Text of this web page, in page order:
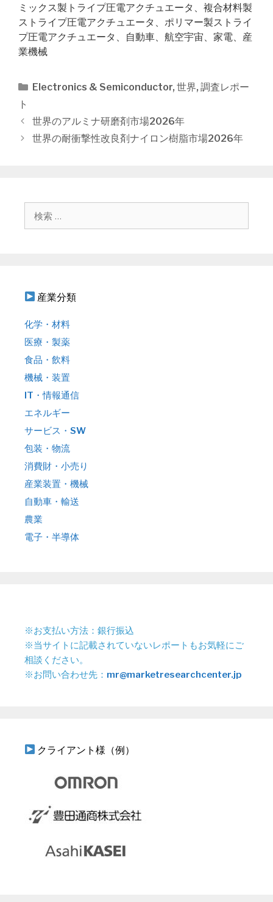
ミックス製トライプ圧電アクチュエータ、複合材料製
ストライプ圧電アクチュエータ、ポリマー製ストライ
プ圧電アクチュエータ、自動車、航空宇宙、家電、産
業機械
カ
ゴ
ー
Electronics & Semiconductor, 世界, 調査レポー
ト
投
稿
世界のアルミナ研磨剤市場2026年
世界の耐衝撃性改良剤ナイロン樹脂市場2026年
産業分類
化学・材料
医療・製薬
食品・飲料
機械・装置
IT・情報通信
エネルギー
サービス・SW
包装・物流
消費財・小売り
産業装置・機械
自動車・輸送
農業
電子・半導体
※お支払い方法：銀行振込
※当サイトに記載されていないレポートもお気軽にご
相談ください。
※お問い合わせ先： mr@marketresearchcenter.jp
クライアント様（例）